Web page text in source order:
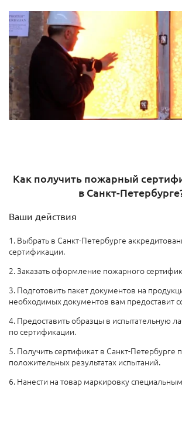
Как получить пожарный
в Санкт-
Ваши действия
1. Выбрать в Санкт-Петербурге
сертификации.
2. Заказать оформление пожарного
3. Подготовить пакет документов на
необходимых документов вам предоставит
4. Предоставить образцы в испытательную
по сертификации.
5. Получить сертификат в Санкт-Петербурге
положительных результатах испытаний.
6. Нанести на товар маркировку